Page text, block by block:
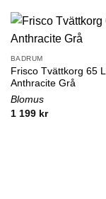
BADRUM
Frisco Tvättkorg 65 L
Anthracite Grå
Blomus
1 199 kr